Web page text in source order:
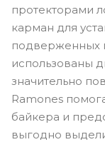
протекторами
карман для
подверженных
использованы
значительно
Ramones
байкера и
выгодно